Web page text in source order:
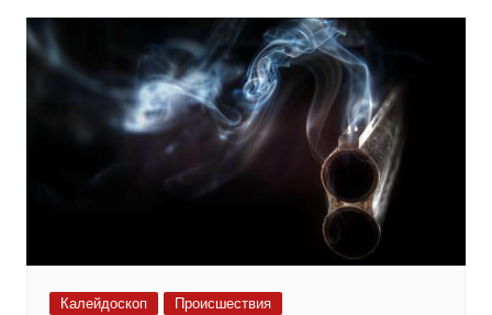
Калейдоскоп Происшествия